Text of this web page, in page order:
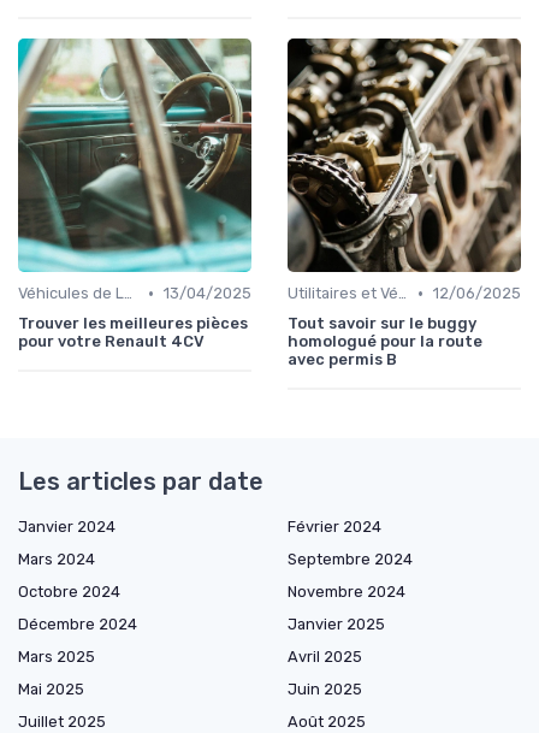
Véhicules de Luxe • 13/04/2025
Trouver les meilleures pièces
pour votre Renault 4CV
Utilitaires et Véhicules Spéciaux • 12/06/2025
Tout savoir sur le buggy
homologué pour la route
avec permis B
Les articles par date
Janvier 2024
Février 2024
Mars 2024
Septembre 2024
Octobre 2024
Novembre 2024
Décembre 2024
Janvier 2025
Mars 2025
Avril 2025
Mai 2025
Juin 2025
Juillet 2025
Août 2025